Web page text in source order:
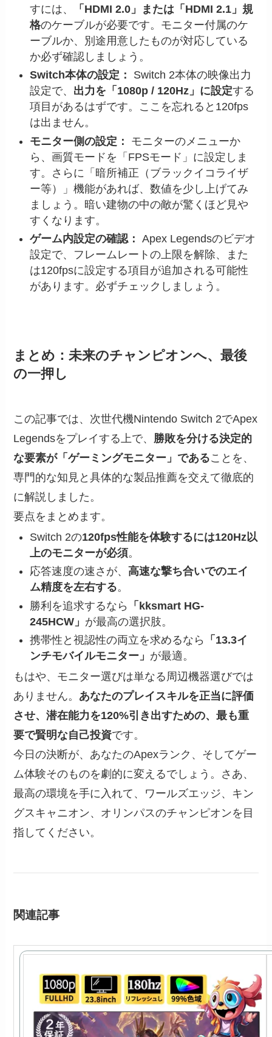
すには、
「HDMI 2.0」または「HDMI 2.1」規
格のケーブルが必要です。モニター付属のケ
ーブルか、別途用意したものが対応している
か必ず確認しましょう。
Switch本体の設定：
Switch 2本体の映像出力
設定で、 出力を「1080p / 120Hz」に設定する
項目があるはずです。ここを忘れると120fps
は出ません。
モニター側の設定：
モニターのメニューか
ら、画質モードを「FPSモード」に設定しま
す。さらに「暗所補正（ブラックイコライザ
ー等）」機能があれば、数値を少し上げてみ
ましょう。暗い建物の中の敵が驚くほど見や
すくなります。
ゲーム内設定の確認： Apex Legendsのビデオ
設定で、フレームレートの上限を解除、また
は120fpsに設定する項目が追加される可能性
があります。必ずチェックしましょう。
まとめ：未来のチャンピオンへ、最後
の一押し
この記事では、次世代機Nintendo Switch 2でApex
Legendsをプレイする上で、 勝敗を分ける決定的
な要素が「ゲーミングモニター」であることを、
専門的な知見と具体的な製品推薦を交えて徹底的
に解説しました。
要点をまとめます。
Switch 2の120fps性能を体験するには120Hz以
上のモニターが必須。
応答速度の速さが、高速な撃ち合いでのエイ
ム精度を左右する。
勝利を追求するなら
「kksmart HG-
245HCW」 が最高の選択肢。
携帯性と視認性の両立を求めるなら
「13.3イ
ンチモバイルモニター」 が最適。
もはや、モニター選びは単なる周辺機器選びでは
ありません。 あなたのプレイスキルを正当に評価
させ、潜在能力を120%引き出すための、最も重
要で賢明な自己投資です。
今日の決断が、あなたのApexランク、そしてゲー
ム体験そのものを劇的に変えるでしょう。さあ、
最高の環境を手に入れて、ワールズエッジ、キン
グスキャニオン、オリンパスのチャンピオンを目
指してください。
関連記事